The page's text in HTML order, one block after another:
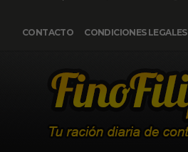
CONTACTO CONDICIONES LEGALES